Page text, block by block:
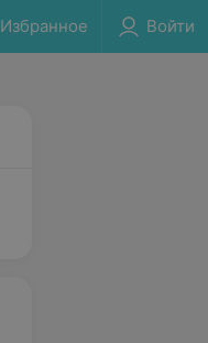
Избранное Войти